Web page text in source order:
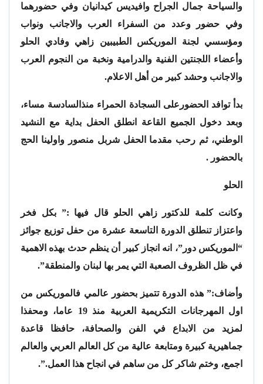
والسياحة جمال الجراح وافيديس كيدانيان وفي حضورهما
وفي حضور وعدد من السفراء العرب والاجانب ونواب
ومؤسسي لجنة الموريكس الطبيبين زاهي وفادي الحلو
وأعضاء اللجنتين الفنية والدرامية ونخبة من النجوم العرب
والاجانب وحشد كبير من أهل الاعلام.
بدأ توافد الحضورعلى السجادة الحمراء منذالسادسة مساء،
وبعد دخول الجميع القاعة انطلق الحفل بداية مع النشيد
الوطني، ثم رحب مقدما الحفل شربل منصور واولينا الحج
بالحضور .
الحلو
وكانت كلمة للدكتور زاهي الحلو قال فيها :” بكل فخر
واعتزاز تنطلق الدورة التاسعة عشرة من حفل توزيع جوائز
“الموريكس دور”، انه انجاز كبير أن ينظم حدث بهذه الاهمية
في ظل الظروف الصعبة التي يمر بها لبنان والمنطقة”.
وأضاف:” هذه الدورة تتميز بحضور عالمي فالموريكس من
اول المهرجانات التكريمية العربية منذ 19 عاما، ومحفذا
لمزيد من الابداع في الفن والصحافة، حافظا قاعدة
جماهيرية كبيرة ومتابعة عالية من كل العالم العربي والعالم
اجمع، وختم شاكر كل من ساهم في انجاح هذا العمل.”.